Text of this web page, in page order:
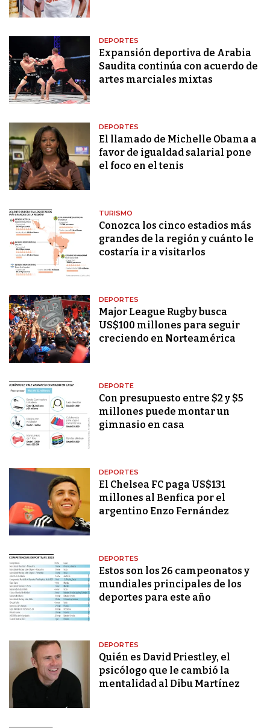
DEPORTES
Expansión deportiva de Arabia
Saudita continúa con acuerdo de
artes marciales mixtas
DEPORTES
El llamado de Michelle Obama a
favor de igualdad salarial pone
el foco en el tenis
TURISMO
Conozca los cinco estadios más
grandes de la región y cuánto le
costaría ir a visitarlos
DEPORTES
Major League Rugby busca
US$100 millones para seguir
creciendo en Norteamérica
DEPORTE
Con presupuesto entre $2 y $5
millones puede montar un
gimnasio en casa
DEPORTES
El Chelsea FC paga US$131
millones al Benfica por el
argentino Enzo Fernández
DEPORTES
Estos son los 26 campeonatos y
mundiales principales de los
deportes para este año
DEPORTES
Quién es David Priestley, el
psicólogo que le cambió la
mentalidad al Dibu Martínez